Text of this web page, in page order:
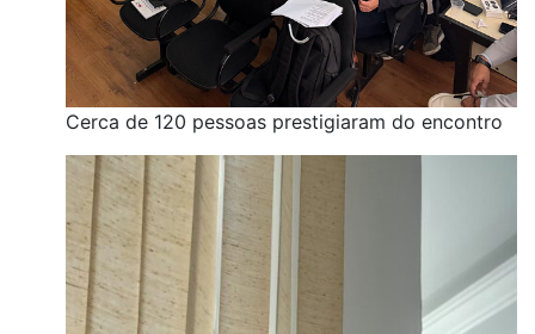
Cerca de 120 pessoas prestigiaram do encontro